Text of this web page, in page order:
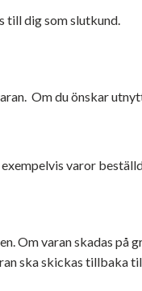
till dig som slutkund.
Om du önskar
varor
Om varan skadas på
ska skickas tillbaka